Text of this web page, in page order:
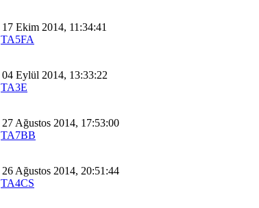
17 Ekim 2014, 11:34:41
TA5FA
04 Eylül 2014, 13:33:22
TA3E
27 Ağustos 2014, 17:53:00
TA7BB
26 Ağustos 2014, 20:51:44
TA4CS